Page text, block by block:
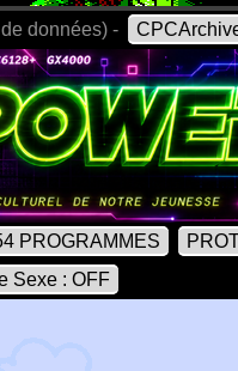
données) -
PROGRAMMES
Sexe : OFF